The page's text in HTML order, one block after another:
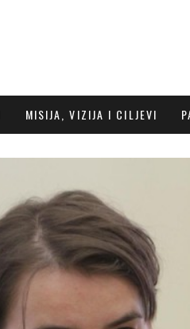
MISIJA, VIZIJA I CILJEVI